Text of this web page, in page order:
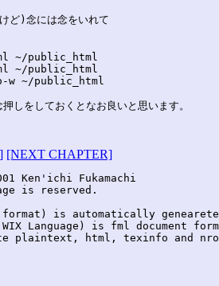
ど)念には念をいれて
しをしておくとなお良いと思います。
[NEXT CHAPTER]
Ken'ichi Fukamachi
is reserved.
format) is automatically
Language) is fml document